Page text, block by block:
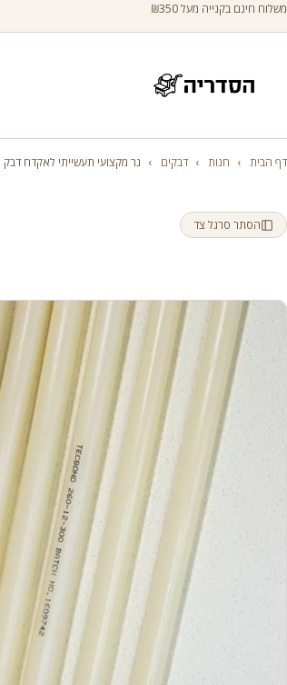
משלוח חינם בקנייה מעל ₪350
דף הבית › חנות › דבקים › נר מקצועי תעשייתי לאקדח
הסתר סרגל צד